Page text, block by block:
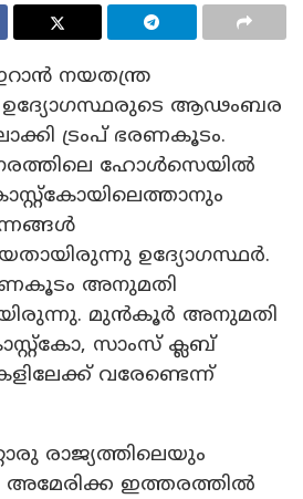
നയതന്ത്ര
ഉദ്യോഗസ്ഥരുടെ ആഢംബര
ട്രംപ് ഭരണകൂടം.
ഹോൾസെയിൽ
ഉദ്യോ​ഗസ്ഥർ.
അനുമതി
മുൻകൂർ അനുമതി
സാംസ് ക്ലബ്
വരേണ്ടെന്ന്
രാജ്യത്തിലെയും
ഇത്തരത്തിൽ